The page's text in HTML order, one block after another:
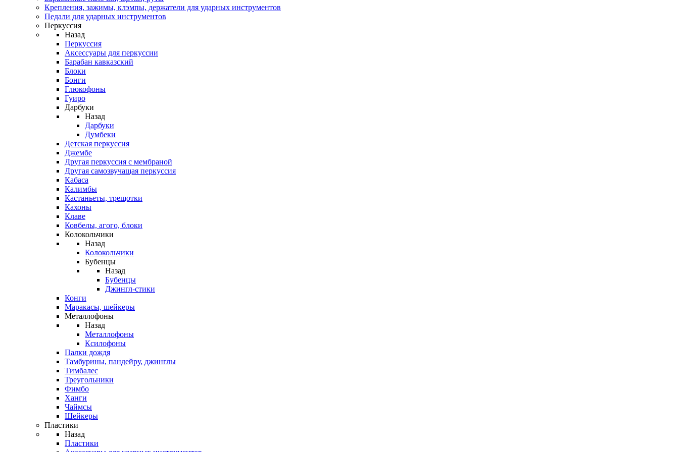
Крепления, зажимы, клэмпы, держатели для ударных инструментов
Педали для ударных инструментов
Перкуссия
Назад
Перкуссия
Аксессуары для перкуссии
Барабан кавказский
Блоки
Бонги
Глюкофоны
Гуиро
Дарбуки
Назад
Дарбуки
Думбеки
Детская перкуссия
Джембе
Другая перкуссия с мембраной
Другая самозвучащая перкуссия
Кабаса
Калимбы
Кастаньеты, трещотки
Кахоны
Клаве
Ковбелы, агого, блоки
Колокольчики
Назад
Колокольчики
Бубенцы
Назад
Бубенцы
Джингл-стики
Конги
Маракасы, шейкеры
Металлофоны
Назад
Металлофоны
Ксилофоны
Палки дождя
Тамбурины, пандейру, джинглы
Тимбалес
Треугольники
Фимбо
Ханги
Чаймсы
Шейкеры
Пластики
Назад
Пластики